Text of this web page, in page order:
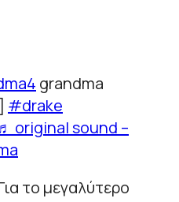
grandma
#drake
original sound –
το μεγαλύτερο